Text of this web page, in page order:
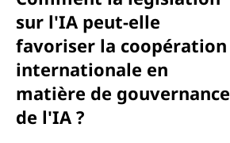
sur l'IA peut-elle
favoriser la coopération
internationale en
matière de gouvernance
de l'IA ?